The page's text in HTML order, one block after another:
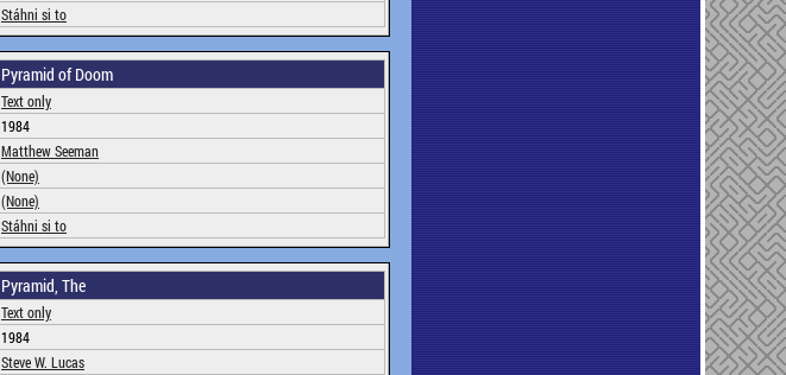
Stáhni si to
Pyramid of Doom
Text only
1984
Matthew Seeman
(None)
(None)
Stáhni si to
Pyramid, The
Text only
1984
Steve W. Lucas